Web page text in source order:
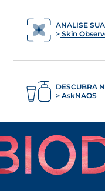
ANALISE
Skin
DESCUBRA
AskNAOS